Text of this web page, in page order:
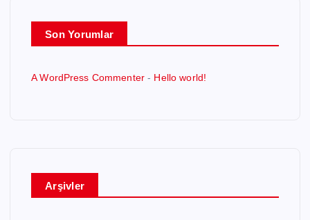
Son Yorumlar
A WordPress Commenter - Hello world!
Arşivler